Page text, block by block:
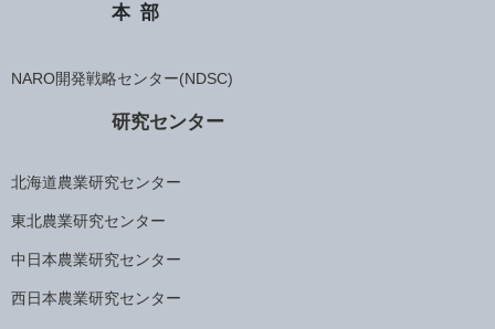
本部
NARO開発戦略センター(NDSC)
研究センター
北海道農業研究センター
東北農業研究センター
中日本農業研究センター
西日本農業研究センター